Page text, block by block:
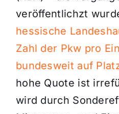
veröffentlichzt
hessische
Zahl der Pkw pro
bundesweit auf
hohe Quote ist
wird durch